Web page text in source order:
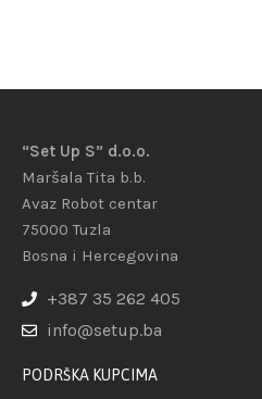
“Set Up S” d.o.o.
Maršala Tita b.b.
Avaz Robot centar
75000 Tuzla
Bosna i Hercegovina
+387 35 262 405
info@setup.ba
PODRŠKA KUPCIMA